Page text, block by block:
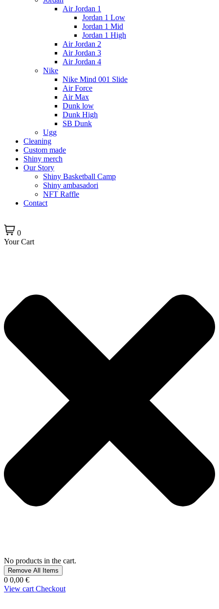
Air Jordan 1
Jordan 1 Low
Jordan 1 Mid
Jordan 1 High
Air Jordan 2
Air Jordan 3
Air Jordan 4
Nike
Nike Mind 001 Slide
Air Force
Air Max
Dunk low
Dunk High
SB Dunk
Ugg
Cleaning
Custom made
Shiny merch
Our Story
Shiny Basketball Camp
Shiny ambasadori
NFT Raffle
Contact
0
Your Cart
No products in the cart.
Remove All Items
0 0,00 €
View cart Checkout